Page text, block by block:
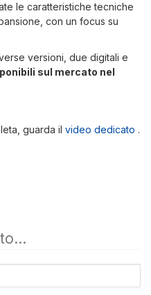
le caratteristiche tecniche
con un focus su
versioni, due digitali e
sul mercato nel
guarda il video dedicato .